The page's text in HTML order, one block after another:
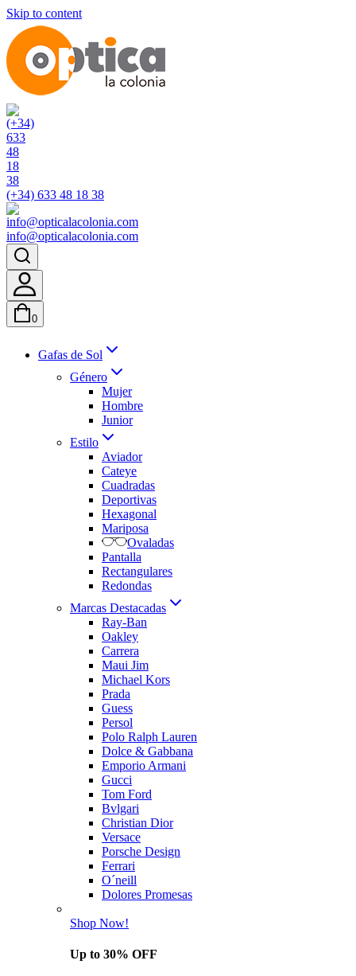
Skip to content
(+34) 633 48 18 38
info@opticalacolonia.com
0
Gafas de Sol
Género
Mujer
Hombre
Junior
Estilo
Aviador
Cateye
Cuadradas
Deportivas
Hexagonal
Mariposa
Ovaladas
Pantalla
Rectangulares
Redondas
Marcas Destacadas
Ray-Ban
Oakley
Carrera
Maui Jim
Michael Kors
Prada
Guess
Persol
Polo Ralph Lauren
Dolce & Gabbana
Emporio Armani
Gucci
Tom Ford
Bvlgari
Christian Dior
Versace
Porsche Design
Ferrari
O´neill
Dolores Promesas
Shop Now!
Up to 30% OFF